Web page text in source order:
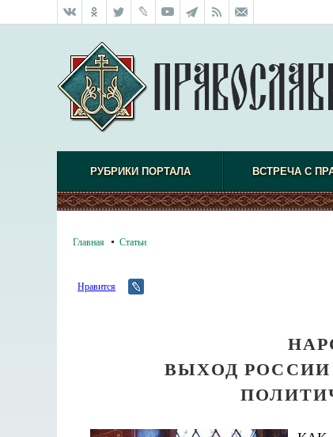
РУБРИКИ ПОРТАЛА ВСТРЕЧА С
Главная Статьи
Нравится
ВЫХОД